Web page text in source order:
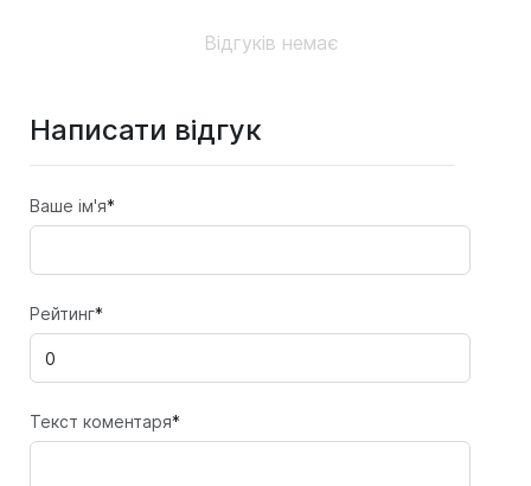
Відгуків немає
Написати відгук
Ваше ім'я*
Рейтинг*
Текст коментаря*